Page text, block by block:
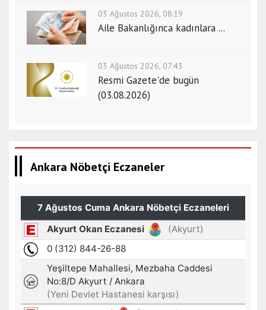
03 Ağustos 2026, 08:19
Aile Bakanlığınca kadınlara ...
03 Ağustos 2026, 07:43
Resmi Gazete'de bugün
(03.08.2026)
Ankara Nöbetçi Eczaneler